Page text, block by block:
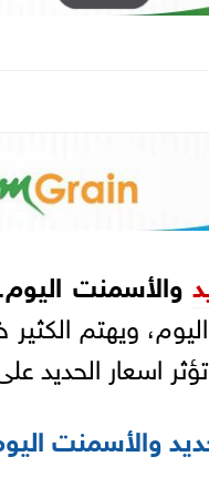
والأسمنت اليوم
ويهتم
اسعار الحديد
والأسمنت